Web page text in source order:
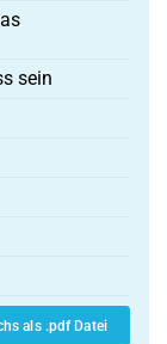
sein
als .pdf Datei